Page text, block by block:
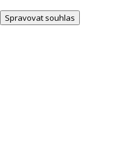
Spravovat souhlas